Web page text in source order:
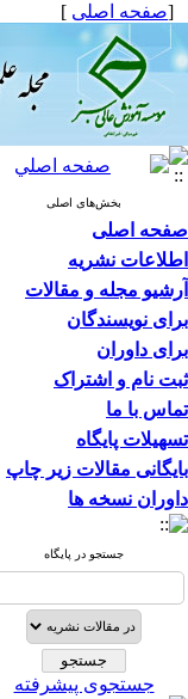
[صفحه اصلی ]
بخش‌های اصلی
صفحه اصلی
اطلاعات نشریه
آرشیو مجله و مقالات
برای نویسندگان
برای داوران
ثبت نام و اشتراک
تماس با ما
تسهیلات پایگاه
بایگانی مقالات زیر چاپ
داوران نسخه ها
جستجو در پایگاه
جستجوی پیشرفته